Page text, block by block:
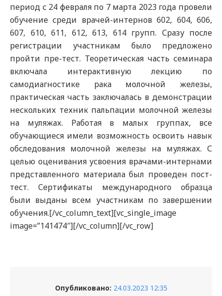
период с 24 февраля по 7 марта 2023 года провели
обучение среди врачей-интернов 602, 604, 606,
607, 610, 611, 612, 613, 614 групп. Сразу после
регистрации участникам было предложено
пройти пре-тест. Теоретическая часть семинара
включала интерактивную лекцию по
самодиагностике рака молочной железы,
практическая часть заключалась в демонстрации
нескольких техник пальпации молочной железы
на муляжах. Работая в малых группах, все
обучающиеся имели возможность освоить навык
обследования молочной железы на муляжах. С
целью оценивания усвоения врачами-интернами
представленного материала был проведен пост-
тест. Сертификаты международного образца
были выданы всем участникам по завершении
обучения.[/vc_column_text][vc_single_image
image=”141474″][/vc_column][/vc_row]
Опубликовано: 24.03.2023 12:35